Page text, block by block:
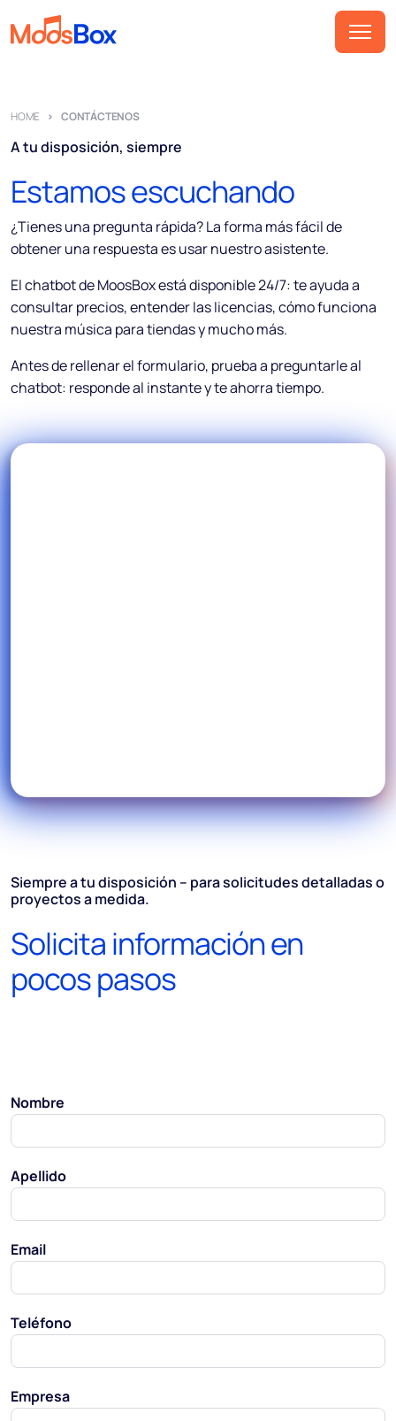
Playlist
Anuncios
Sectores
Precios
Sobre nosotros
Socios
Cómo funciona
Licencia
Preguntas frecuentes
HOME CONTÁCTENOS
A tu disposición, siempre
Estamos escuchando
¿Tienes una pregunta rápida? La forma más fácil de
obtener una respuesta es usar nuestro asistente.
El chatbot de MoosBox está disponible 24/7: te ayuda a
consultar precios, entender las licencias, cómo funciona
nuestra música para tiendas y mucho más.
Antes de rellenar el formulario, prueba a preguntarle al
chatbot: responde al instante y te ahorra tiempo.
Siempre a tu disposición – para solicitudes detalladas o
proyectos a medida.
Solicita información en
pocos pasos
Nombre
Apellido
Email
Teléfono
Empresa